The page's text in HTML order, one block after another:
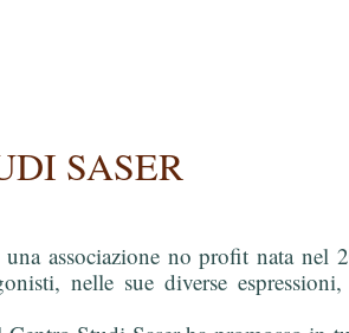
SASER
associazione no profit nata
nelle sue diverse